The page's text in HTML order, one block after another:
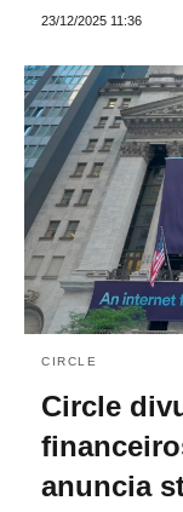
23/12/2025 11:36
CIRCLE
Circle
anuncia